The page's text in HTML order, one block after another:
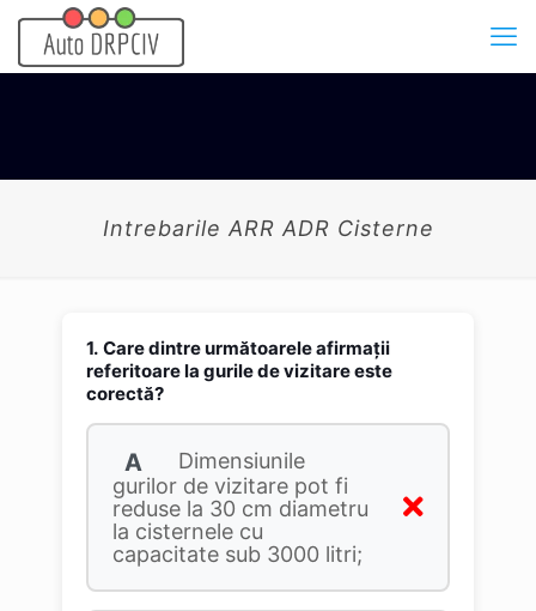
Intrebarile ARR ADR Cisterne
1. Care dintre următoarele afirmaţii
referitoare la gurile de vizitare este
corectă?
A
Dimensiunile
gurilor de vizitare pot fi
reduse la 30 cm diametru
la cisternele cu
capacitate sub 3000 litri;